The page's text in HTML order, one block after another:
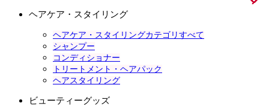
ヘアケア・スタイリング
ヘアケア・スタイリングカテゴリすべて
シャンプー
コンディショナー
トリートメント・ヘアパック
ヘアスタイリング
ビューティーグッズ